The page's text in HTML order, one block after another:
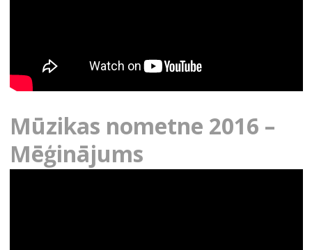
Mūzikas nometne 2016 –
Mēģinājums